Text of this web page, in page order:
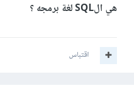
هي الSQL لغة برمجه ؟
اقتباس